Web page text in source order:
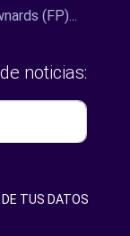
(FP)...
noticias:
TUS DATOS